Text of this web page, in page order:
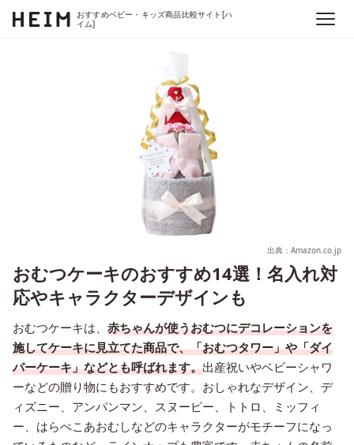
おすすめベビー・キッズ商品比較サイト[ハ
イム]
出典：Amazon.co.jp
おむつケーキのおすすめ14選！名入れ対
応やキャラクターデザインも
おむつケーキは、 赤ちゃんが使うおむつにデコレーションを
施してケーキに見立てた商品で、「おむつタワー」や「ダイ
パーケーキ」などとも呼ばれます。出産祝いやベビーシャワ
ーなどの贈り物にもおすすめです。おしゃれなデザイン、デ
ィズニー、アンパンマン、スヌーピー、トトロ、ミッフィ
ー、はらぺこあおむしなどのキャラクターがモチーフになっ